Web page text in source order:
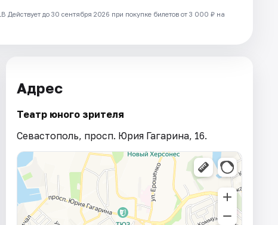
Действует до 30 сентября 2026 при покупке билетов от 3 000 ₽ на
Адрес
Театр юного зрителя
Севастополь, просп. Юрия Гагарина, 16.